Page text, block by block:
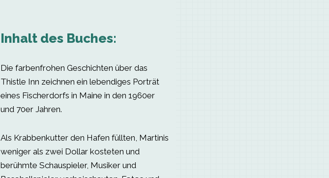
Inhalt des Buches:
Die farbenfrohen Geschichten über das
Thistle Inn zeichnen ein lebendiges Porträt
eines Fischerdorfs in Maine in den 1960er
und 70er Jahren.
Als Krabbenkutter den Hafen füllten, Martinis
weniger als zwei Dollar kosteten und
berühmte Schauspieler, Musiker und